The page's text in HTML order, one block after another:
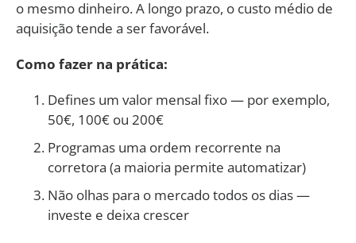
o mesmo dinheiro. A longo prazo, o custo médio de
aquisição tende a ser favorável.
Como fazer na prática:
Defines um valor mensal fixo — por exemplo,
50€, 100€ ou 200€
Programas uma ordem recorrente na
corretora (a maioria permite automatizar)
Não olhas para o mercado todos os dias —
investe e deixa crescer